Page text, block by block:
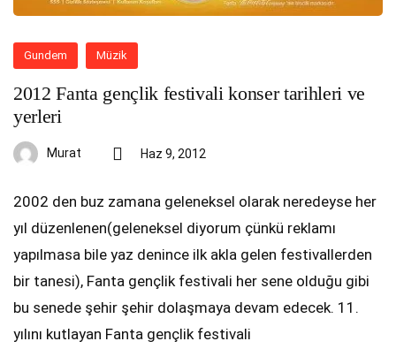
Gundem Müzik
2012 Fanta gençlik festivali konser tarihleri ve
yerleri
Murat Haz 9, 2012
2002 den buz zamana geleneksel olarak neredeyse her
yıl düzenlenen(geleneksel diyorum çünkü reklamı
yapılmasa bile yaz denince ilk akla gelen festivallerden
bir tanesi), Fanta gençlik festivali her sene olduğu gibi
bu senede şehir şehir dolaşmaya devam edecek. 11.
yılını kutlayan Fanta gençlik festivali